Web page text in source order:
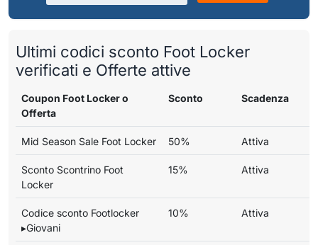
Ultimi codici sconto Foot Locker
verificati e Offerte attive
Coupon Foot Locker o
Offerta
Sconto Scadenza
Mid Season Sale Foot Locker 50% Attiva
Sconto Scontrino Foot
Locker
15% Attiva
Codice sconto Footlocker
▸Giovani
10% Attiva